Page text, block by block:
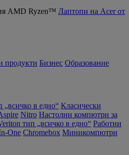
Лаптопи на Acer от
продукти Бизнес Образование
„всичко в едно“ Класически
Nitro Настолни компютри за
тип „всичко в едно“ Работни
One Chromebox Миникомпютри